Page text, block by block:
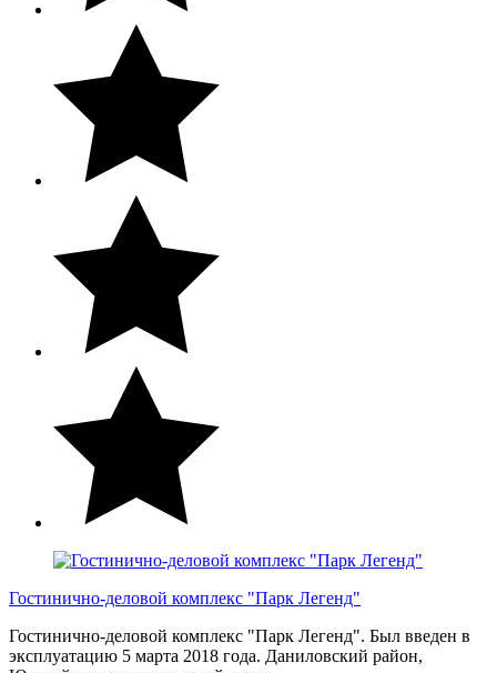
Гостинично-деловой комплекс "Парк Легенд"
Гостинично-деловой комплекс "Парк Легенд". Был введен в
эксплуатацию 5 марта 2018 года. Даниловский район,